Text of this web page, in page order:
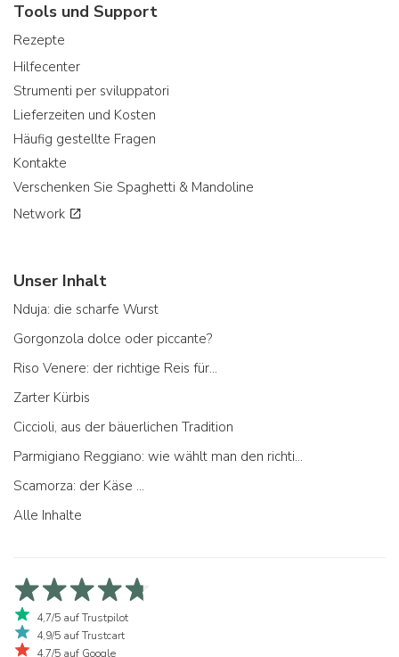
Tools und Support
Rezepte
Hilfecenter
Strumenti per sviluppatori
Lieferzeiten und Kosten
Häufig gestellte Fragen
Kontakte
Verschenken Sie Spaghetti & Mandoline
Network
Unser Inhalt
Nduja: die scharfe Wurst
Gorgonzola dolce oder piccante?
Riso Venere: der richtige Reis für...
Zarter Kürbis
Ciccioli, aus der bäuerlichen Tradition
Parmigiano Reggiano: wie wählt man den richtigen aus
Scamorza: der Käse ...
Alle Inhalte
4,7/5 auf Trustpilot
4,9/5 auf Trustcart
4,7/5 auf Google